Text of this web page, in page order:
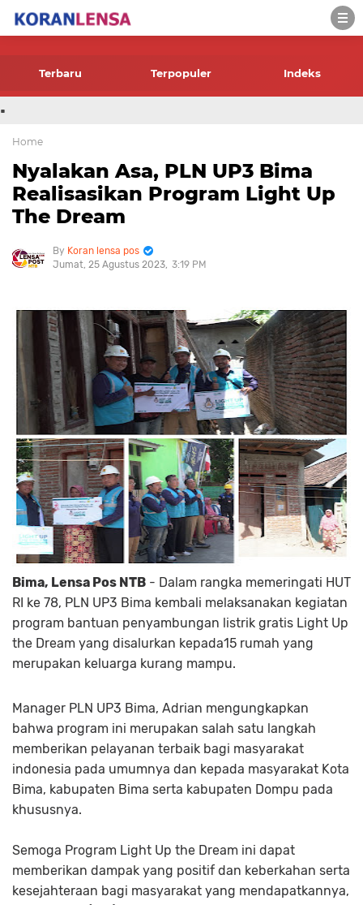
-->
Terbaru Terpopuler Indeks
.
Home
Nyalakan Asa, PLN UP3 Bima
Realisasikan Program Light Up
The Dream
Koran lensa pos
Jumat, 25 Agustus 2023 3:19 PM
Bima, Lensa Pos NTB - Dalam rangka memeringati HUT
RI ke 78, PLN UP3 Bima kembali melaksanakan kegiatan
program bantuan penyambungan listrik gratis Light Up
the Dream yang disalurkan kepada15 rumah yang
merupakan keluarga kurang mampu.
Manager PLN UP3 Bima, Adrian mengungkapkan
bahwa program ini merupakan salah satu langkah
memberikan pelayanan terbaik bagi masyarakat
indonesia pada umumnya dan kepada masyarakat Kota
Bima, kabupaten Bima serta kabupaten Dompu pada
khususnya.
Semoga Program Light Up the Dream ini dapat
memberikan dampak yang positif dan keberkahan serta
kesejahteraan bagi masyarakat yang mendapatkannya,